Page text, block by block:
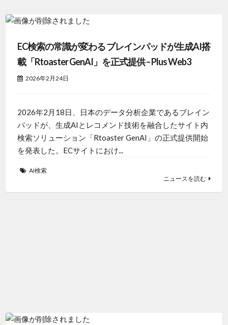
EC検索の常識が変わる ブレインパッドが生成AI搭
載「Rtoaster GenAI」を正式提供 – Plus Web3
2026年2月24日
2026年2月18日、日本のデータ分析企業であるブレイン
パッドが、生成AIとレコメンド技術を融合したサイト内
検索ソリューション「Rtoaster GenAI」の正式提供開始
を発表した。ECサイトにおけ...
AI検索
ニュースを読む